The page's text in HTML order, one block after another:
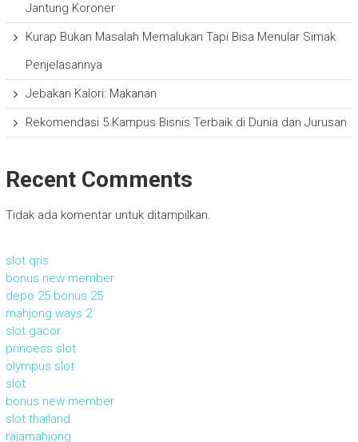
Jantung Koroner
Kurap Bukan Masalah Memalukan Tapi Bisa Menular Simak
Penjelasannya
Jebakan Kalori: Makanan
Rekomendasi 5 Kampus Bisnis Terbaik di Dunia dan Jurusan
Recent Comments
Tidak ada komentar untuk ditampilkan.
slot qris
bonus new member
depo 25 bonus 25
mahjong ways 2
slot gacor
princess slot
olympus slot
slot
bonus new member
slot thailand
rajamahjong